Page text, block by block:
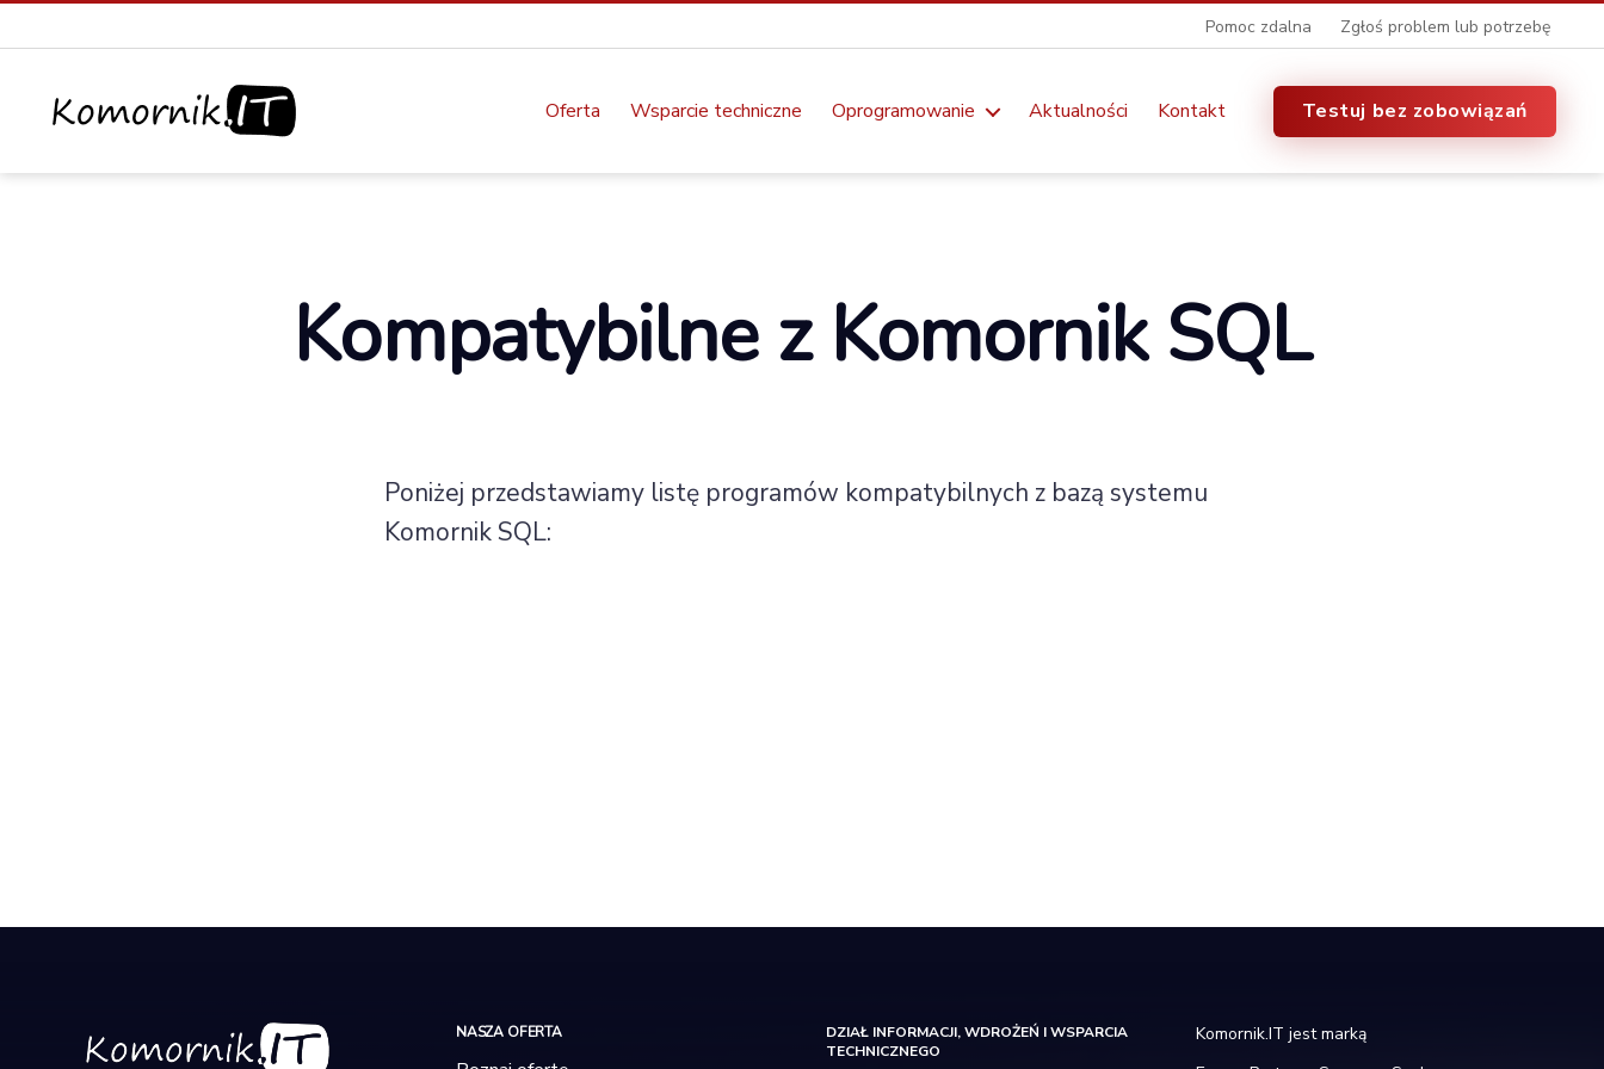
Pomoc zdalna Zgłoś problem lub potrzebę
Oferta Wsparcie techniczne Oprogramowanie Aktualności Kontakt Testuj bez zobowiązań
Kompatybilne z Komornik SQL
Poniżej przedstawiamy listę programów kompatybilnych z bazą systemu
Komornik SQL:
NASZA OFERTA
DZIAŁ INFORMACJI, WDROŻEŃ I WSPARCIA
TECHNICZNEGO
Komornik.IT jest marką